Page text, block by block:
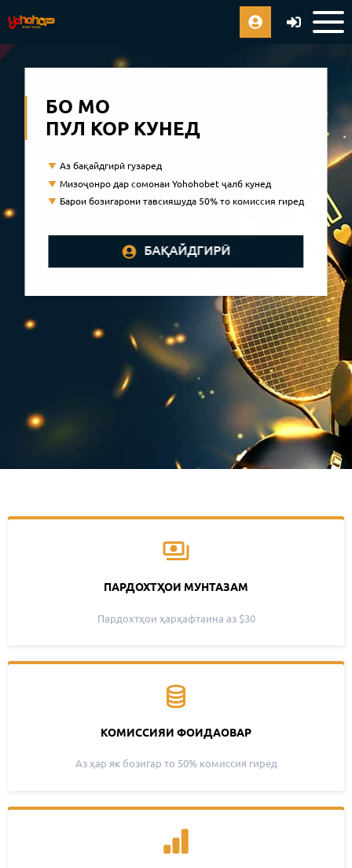
БО МО
ПУЛ КОР КУНЕД
Аз бақайдгирӣ гузаред
Мизоҷонро дар сомонаи Yohohobet ҷалб кунед
Барои бозигарони тавсияшуда 50% то комиссия гиред
БАҚАЙДГИРӢ
ПАРДОХТҲОИ МУНТАЗАМ
Пардохтҳои ҳарҳафтаина аз $30
КОМИССИЯИ ФОИДАОВАР
Аз ҳар як бозигар то 50% комиссия гиред